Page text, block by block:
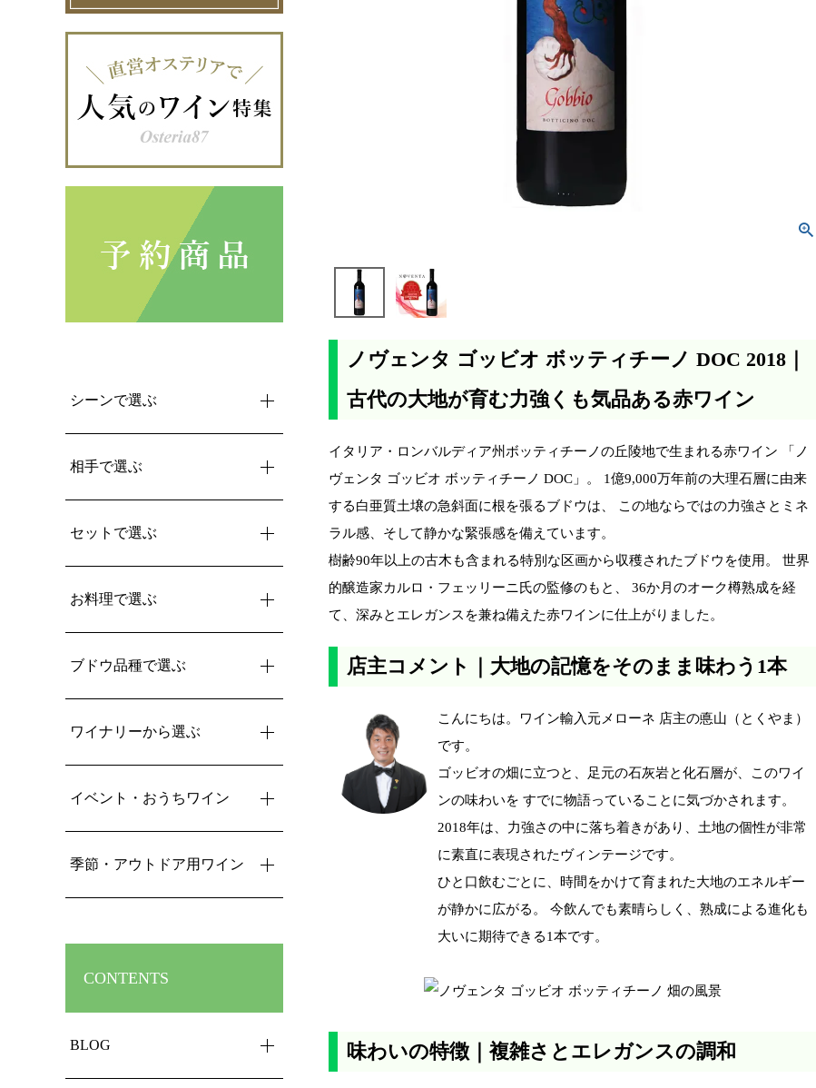
シーンで選ぶ
相手で選ぶ
セットで選ぶ
お料理で選ぶ
ブドウ品種で選ぶ
ワイナリーから選ぶ
イベント・おうちワイン
季節・アウトドア用ワイン
CONTENTS
BLOG
ノヴェンタ ゴッビオ ボッティチーノ DOC 2018｜
古代の大地が育む力強くも気品ある赤ワイン
イタリア・ロンバルディア州ボッティチーノの丘陵地で生まれる赤ワイン 「ノ
ヴェンタ ゴッビオ ボッティチーノ DOC」。 1億9,000万年前の大理石層に由来
する白亜質土壌の急斜面に根を張るブドウは、 この地ならではの力強さとミネ
ラル感、そして静かな緊張感を備えています。
樹齢90年以上の古木も含まれる特別な区画から収穫されたブドウを使用。 世界
的醸造家カルロ・フェッリーニ氏の監修のもと、 36か月のオーク樽熟成を経
て、深みとエレガンスを兼ね備えた赤ワインに仕上がりました。
店主コメント｜大地の記憶をそのまま味わう1本
こんにちは。ワイン輸入元メローネ 店主の悳山（とくやま）
です。
ゴッビオの畑に立つと、足元の石灰岩と化石層が、このワイ
ンの味わいを すでに物語っていることに気づかされます。
2018年は、力強さの中に落ち着きがあり、土地の個性が非常
に素直に表現されたヴィンテージです。
ひと口飲むごとに、時間をかけて育まれた大地のエネルギー
が静かに広がる。 今飲んでも素晴らしく、熟成による進化も
大いに期待できる1本です。
味わいの特徴｜複雑さとエレガンスの調和